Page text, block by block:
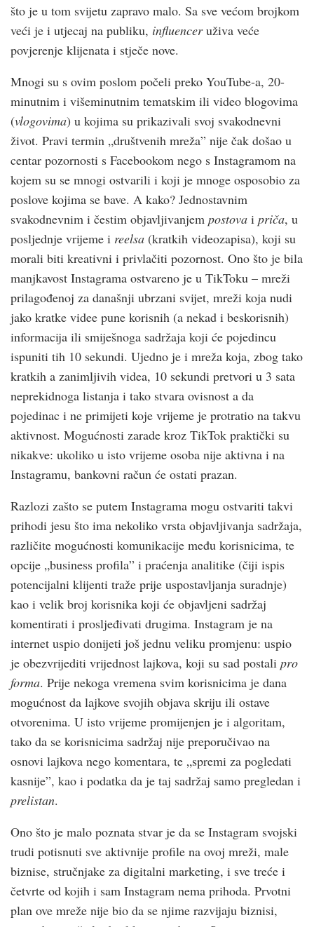
što je u tom svijetu zapravo malo. Sa sve većom brojkom
veći je i utjecaj na publiku, influenceruživa veće
povjerenje klijenata i stječe nove.
Mnogi su s ovim poslom počeli preko YouTube-a, 20-
minutnim i višeminutnim tematskim ili video blogovima
(vlogovima) u kojima su prikazivali svoj svakodnevni
život. Pravi termin „društvenih mreža” nije čak došao u
centar pozornosti s Facebookom nego s Instagramom na
kojem su se mnogi ostvarili i koji je mnoge osposobio za
poslove kojima se bave. A kako? Jednostavnim
svakodnevnim i čestim objavljivanjem postova i priča, u
posljednje vrijeme i reelsa (kratkih videozapisa), koji su
morali biti kreativni i privlačiti pozornost. Ono što je bila
manjkavost Instagrama ostvareno je u TikToku – mreži
prilagođenoj za današnji ubrzani svijet, mreži koja nudi
jako kratke videe pune korisnih (a nekad i beskorisnih)
informacija ili smiješnoga sadržaja koji će pojedincu
ispuniti tih 10 sekundi. Ujedno je i mreža koja, zbog tako
kratkih a zanimljivih videa, 10 sekundi pretvori u 3 sata
neprekidnoga listanja i tako stvara ovisnost a da
pojedinac i ne primijeti koje vrijeme je protratio na takvu
aktivnost. Mogućnosti zarade kroz TikTok praktički su
nikakve: ukoliko u isto vrijeme osoba nije aktivna i na
Instagramu, bankovni račun će ostati prazan.
Razlozi zašto se putem Instagrama mogu ostvariti takvi
prihodi jesu što ima nekoliko vrsta objavljivanja sadržaja,
različite mogućnosti komunikacije među korisnicima, te
opcije „business profila” i praćenja analitike (čiji ispis
potencijalni klijenti traže prije uspostavljanja suradnje)
kao i velik broj korisnika koji će objavljeni sadržaj
komentirati i prosljeđivati drugima. Instagram je na
internet uspio donijeti još jednu veliku promjenu: uspio
je obezvrijediti vrijednost lajkova, koji su sad postali pro
forma. Prije nekoga vremena svim korisnicima je dana
mogućnost da lajkove svojih objava skriju ili ostave
otvorenima. U isto vrijeme promijenjen je i algoritam,
tako da se korisnicima sadržaj nije preporučivao na
osnovi lajkova nego komentara, te „spremi za pogledati
kasnije”, kao i podatka da je taj sadržaj samo pregledan i
prelistan.
Ono što je malo poznata stvar je da se Instagram svojski
trudi potisnuti sve aktivnije profile na ovoj mreži, male
biznise, stručnjake za digitalni marketing, i sve treće i
četvrte od kojih i sam Instagram nema prihoda. Prvotni
plan ove mreže nije bio da se njime razvijaju biznisi,